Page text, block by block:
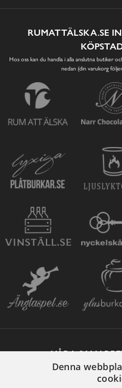
RUMATTÄLSKA.SE
Hos oss kan du handla i alla anslutna butiker
nedan (din varukorg
VÅRA
Denna